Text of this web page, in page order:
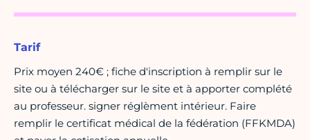
Tarif
Prix moyen 240€ ; fiche d'inscription à remplir sur le
site ou à télécharger sur le site et à apporter complété
au professeur. signer réglèment intérieur. Faire
remplir le certificat médical de la fédération (FFKMDA)